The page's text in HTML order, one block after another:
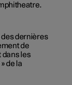
dernières
de
dans les
de la